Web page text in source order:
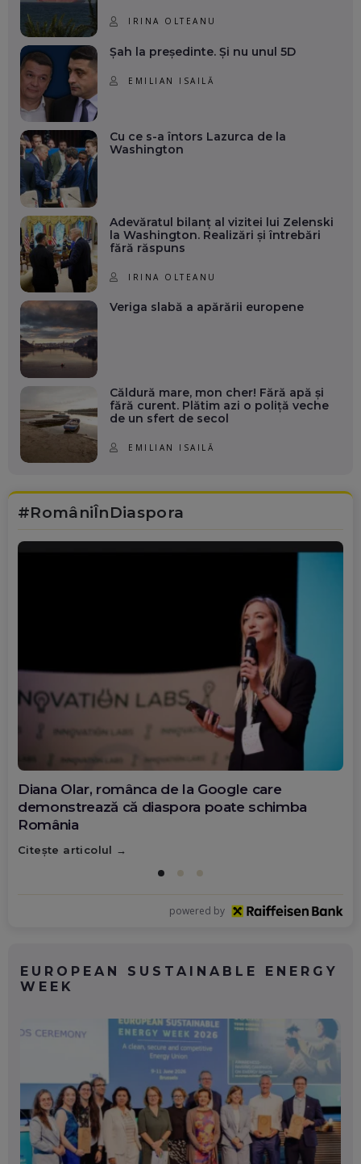
IRINA OLTEANU
Șah la președinte. Și nu unul 5D
EMILIAN ISAILĂ
Cu ce s-a întors Lazurca de la
Washington
Adevăratul bilanț al vizitei lui Zelenski
la Washington. Realizări și întrebări
fără răspuns
IRINA OLTEANU
Veriga slabă a apărării europene
Căldură mare, mon cher! Fără apă și
fără curent. Plătim azi o poliță veche
de un sfert de secol
EMILIAN ISAILĂ
#RomâniÎnDiaspora
Diana Olar, românca de la Google care
demonstrează că diaspora poate schimba
România
Citește articolul
powered by
EUROPEAN SUSTAINABLE ENERGY
WEEK